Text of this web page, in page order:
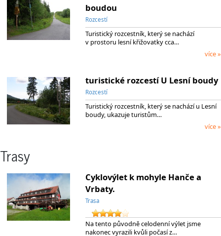
boudou
Rozcestí
Turistický rozcestník, který se nachází
v prostoru lesní křižovatky cca…
více »
turistické rozcestí U Lesní boudy
Rozcestí
Turistický rozcestník, který se nachází u Lesní
boudy, ukazuje turistům…
více »
Trasy
Cyklovýlet k mohyle Hanče a
Vrbaty.
Trasa
Na tento původně celodenní výlet jsme
nakonec vyrazili kvůli počasí z…